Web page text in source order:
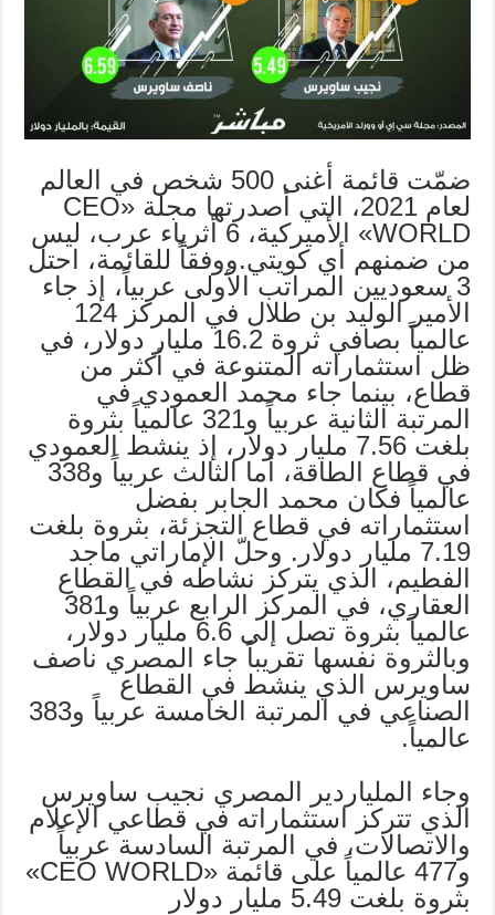
ضمّت قائمة أغنى 500 شخص في العالم
لعام 2021، التي أصدرتها مجلة «CEO
WORLD» الأميركية، 6 أثرياء عرب، ليس
من ضمنهم أي كويتي.ووفقاً للقائمة، احتل
3 سعوديين المراتب الأولى عربياً، إذ جاء
الأمير الوليد بن طلال في المركز 124
عالمياً بصافي ثروة 16.2 مليار دولار، في
ظل استثماراته المتنوعة في أكثر من
قطاع، بينما جاء محمد العمودي في
المرتبة الثانية عربياً و321 عالمياً بثروة
بلغت 7.56 مليار دولار، إذ ينشط العمودي
في قطاع الطاقة، أما الثالث عربياً و338
عالمياً فكان محمد الجابر بفضل
استثماراته في قطاع التجزئة، بثروة بلغت
7.19 مليار دولار. وحلّ الإماراتي ماجد
الفطيم، الذي يتركز نشاطه في القطاع
العقاري، في المركز الرابع عربياً و381
عالمياً بثروة تصل إلى 6.6 مليار دولار،
وبالثروة نفسها تقريباً جاء المصري ناصف
ساويرس الذي ينشط في القطاع
الصناعي في المرتبة الخامسة عربياً و383
عالمياً.
وجاء الملياردير المصري نجيب ساويرس
الذي تتركز استثماراته في قطاعي الإعلام
والاتصالات، في المرتبة السادسة عربياً
و477 عالمياً على قائمة «CEO WORLD»
بثروة بلغت 5.49 مليار دولار